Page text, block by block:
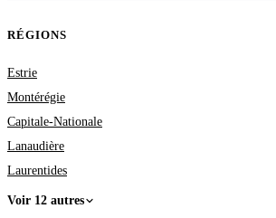
RÉGIONS
Estrie
Montérégie
Capitale-Nationale
Lanaudière
Laurentides
Voir 12 autres